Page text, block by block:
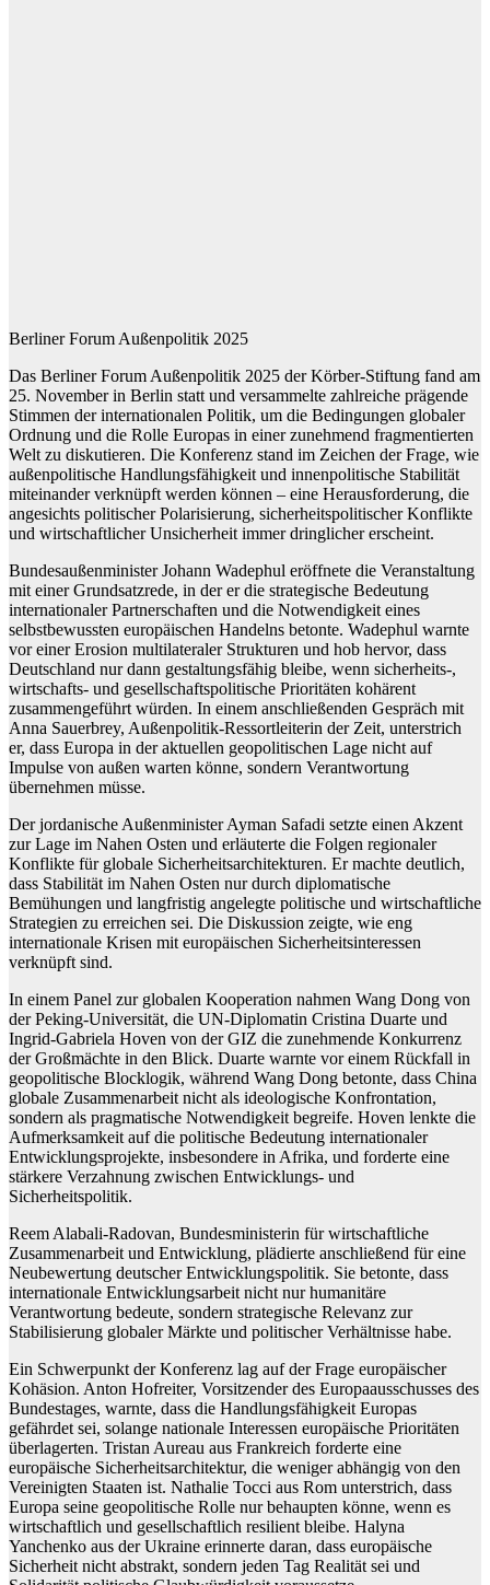
Berliner Forum Außenpolitik 2025
Das Berliner Forum Außenpolitik 2025 der Körber-Stiftung fand am
25. November in Berlin statt und versammelte zahlreiche prägende
Stimmen der internationalen Politik, um die Bedingungen globaler
Ordnung und die Rolle Europas in einer zunehmend fragmentierten
Welt zu diskutieren. Die Konferenz stand im Zeichen der Frage, wie
außenpolitische Handlungsfähigkeit und innenpolitische Stabilität
miteinander verknüpft werden können – eine Herausforderung, die
angesichts politischer Polarisierung, sicherheitspolitischer Konflikte
und wirtschaftlicher Unsicherheit immer dringlicher erscheint.
Bundesaußenminister Johann Wadephul eröffnete die Veranstaltung
mit einer Grundsatzrede, in der er die strategische Bedeutung
internationaler Partnerschaften und die Notwendigkeit eines
selbstbewussten europäischen Handelns betonte. Wadephul warnte
vor einer Erosion multilateraler Strukturen und hob hervor, dass
Deutschland nur dann gestaltungsfähig bleibe, wenn sicherheits-,
wirtschafts- und gesellschaftspolitische Prioritäten kohärent
zusammengeführt würden. In einem anschließenden Gespräch mit
Anna Sauerbrey, Außenpolitik-Ressortleiterin der Zeit, unterstrich
er, dass Europa in der aktuellen geopolitischen Lage nicht auf
Impulse von außen warten könne, sondern Verantwortung
übernehmen müsse.
Der jordanische Außenminister Ayman Safadi setzte einen Akzent
zur Lage im Nahen Osten und erläuterte die Folgen regionaler
Konflikte für globale Sicherheitsarchitekturen. Er machte deutlich,
dass Stabilität im Nahen Osten nur durch diplomatische
Bemühungen und langfristig angelegte politische und wirtschaftliche
Strategien zu erreichen sei. Die Diskussion zeigte, wie eng
internationale Krisen mit europäischen Sicherheitsinteressen
verknüpft sind.
In einem Panel zur globalen Kooperation nahmen Wang Dong von
der Peking-Universität, die UN-Diplomatin Cristina Duarte und
Ingrid-Gabriela Hoven von der GIZ die zunehmende Konkurrenz
der Großmächte in den Blick. Duarte warnte vor einem Rückfall in
geopolitische Blocklogik, während Wang Dong betonte, dass China
globale Zusammenarbeit nicht als ideologische Konfrontation,
sondern als pragmatische Notwendigkeit begreife. Hoven lenkte die
Aufmerksamkeit auf die politische Bedeutung internationaler
Entwicklungsprojekte, insbesondere in Afrika, und forderte eine
stärkere Verzahnung zwischen Entwicklungs- und
Sicherheitspolitik.
Reem Alabali-Radovan, Bundesministerin für wirtschaftliche
Zusammenarbeit und Entwicklung, plädierte anschließend für eine
Neubewertung deutscher Entwicklungspolitik. Sie betonte, dass
internationale Entwicklungsarbeit nicht nur humanitäre
Verantwortung bedeute, sondern strategische Relevanz zur
Stabilisierung globaler Märkte und politischer Verhältnisse habe.
Ein Schwerpunkt der Konferenz lag auf der Frage europäischer
Kohäsion. Anton Hofreiter, Vorsitzender des Europaausschusses des
Bundestages, warnte, dass die Handlungsfähigkeit Europas
gefährdet sei, solange nationale Interessen europäische Prioritäten
überlagerten. Tristan Aureau aus Frankreich forderte eine
europäische Sicherheitsarchitektur, die weniger abhängig von den
Vereinigten Staaten ist. Nathalie Tocci aus Rom unterstrich, dass
Europa seine geopolitische Rolle nur behaupten könne, wenn es
wirtschaftlich und gesellschaftlich resilient bleibe. Halyna
Yanchenko aus der Ukraine erinnerte daran, dass europäische
Sicherheit nicht abstrakt, sondern jeden Tag Realität sei und